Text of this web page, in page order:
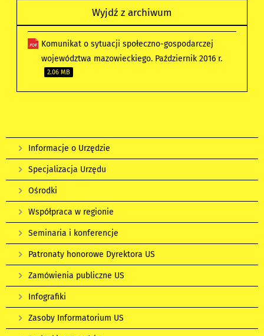
Wyjdź z archiwum
Komunikat o sytuacji społeczno-gospodarczej
województwa mazowieckiego. Październik 2016 r.
2.06 MB
Informacje o Urzędzie
Specjalizacja Urzędu
Ośrodki
Współpraca w regionie
Seminaria i konferencje
Patronaty honorowe Dyrektora US
Zamówienia publiczne US
Infografiki
Zasoby Informatorium US